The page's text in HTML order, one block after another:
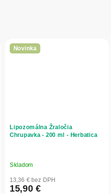
Novinka
Lipozomálna Žraločia
Chrupavka - 200 ml - Herbatica
Skladom
13,36 € bez DPH
15,90 €